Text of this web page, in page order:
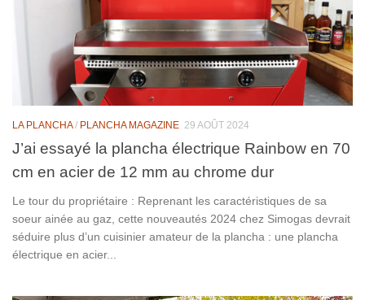
LA PLANCHA/ PLANCHA MAGAZINE 29 AOÛT 2024
J’ai essayé la plancha électrique Rainbow en 70
cm en acier de 12 mm au chrome dur
Le tour du propriétaire : Reprenant les caractéristiques de sa
soeur ainée au gaz, cette nouveautés 2024 chez Simogas devrait
séduire plus d’un cuisinier amateur de la plancha : une plancha
électrique en acier...